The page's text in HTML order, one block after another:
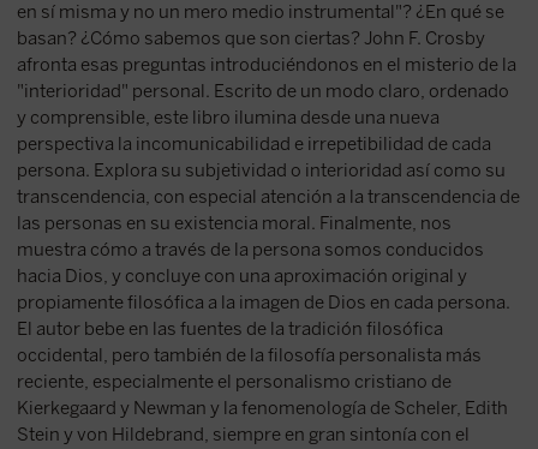
en sí misma y no un mero medio instrumental"? ¿En qué se
basan? ¿Cómo sabemos que son ciertas? John F. Crosby
afronta esas preguntas introduciéndonos en el misterio de la
"interioridad" personal. Escrito de un modo claro, ordenado
y comprensible, este libro ilumina desde una nueva
perspectiva la incomunicabilidad e irrepetibilidad de cada
persona. Explora su subjetividad o interioridad así como su
transcendencia, con especial atención a la transcendencia de
las personas en su existencia moral. Finalmente, nos
muestra cómo a través de la persona somos conducidos
hacia Dios, y concluye con una aproximación original y
propiamente filosófica a la imagen de Dios en cada persona.
El autor bebe en las fuentes de la tradición filosófica
occidental, pero también de la filosofía personalista más
reciente, especialmente el personalismo cristiano de
Kierkegaard y Newman y la fenomenología de Scheler, Edith
Stein y von Hildebrand, siempre en gran sintonía con el